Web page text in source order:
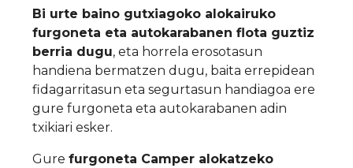
Bi urte baino gutxiagoko alokairuko
furgoneta eta autokarabanen flota guztiz
berria dugu, eta horrela erosotasun
handiena bermatzen dugu, baita errepidean
fidagarritasun eta segurtasun handiagoa ere
gure furgoneta eta autokarabanen adin
txikiari esker.
Gure furgoneta Camper alokatzeko